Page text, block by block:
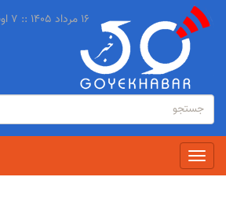
فرم
جستجو
جستجو
Toggle
navigation
۱۶ مرداد ۱۴۰۵ :: ۷ اوت ۲۰۲۶ :: ۲۴ صفر ۱۴۴۸